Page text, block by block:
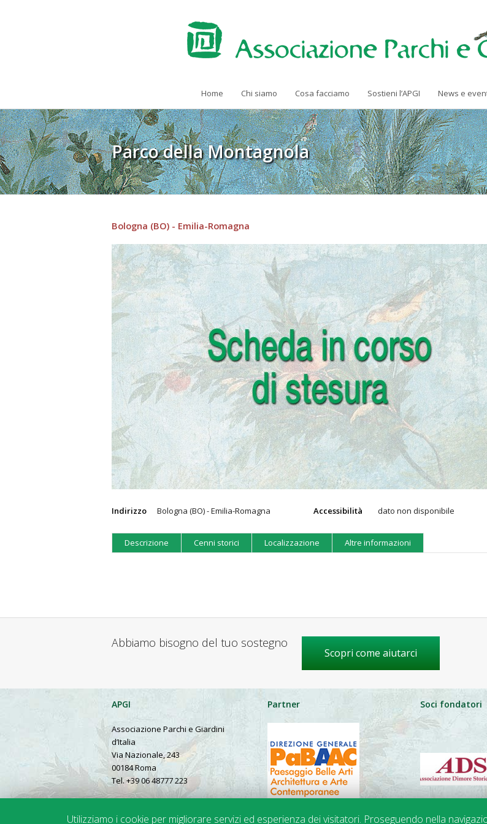
Home Chi siamo Cosa facciamo Sostieni l’APGI News e
Parco della Montagnola
Bologna (BO) - Emilia-Romagna
Indirizzo Bologna (BO) - Emilia-Romagna Accessibilità dato non disponibile
Descrizione Cenni storici Localizzazione Altre informazioni
Abbiamo bisogno del tuo sostegno
Scopri come aiutarci
APGI
Associazione Parchi e Giardini
d’Italia
Via Nazionale, 243
00184 Roma
Tel. +39 06 48777 223
Partner Soci fondatori
Utilizziamo i cookie per migliorare servizi ed esperienza dei visitatori. Proseguendo nella